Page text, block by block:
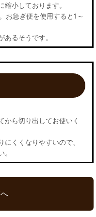
小しております。
お急ぎ便を使用すると1～
るそうです。
から切り出してお使いく
くくなりやすいので、